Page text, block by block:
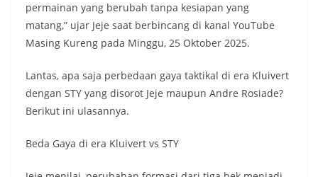
permainan yang berubah tanpa kesiapan yang
matang,” ujar Jeje saat berbincang di kanal YouTube
Masing Kureng pada Minggu, 25 Oktober 2025.
Lantas, apa saja perbedaan gaya taktikal di era Kluivert
dengan STY yang disorot Jeje maupun Andre Rosiade?
Berikut ini ulasannya.
Beda Gaya di era Kluivert vs STY